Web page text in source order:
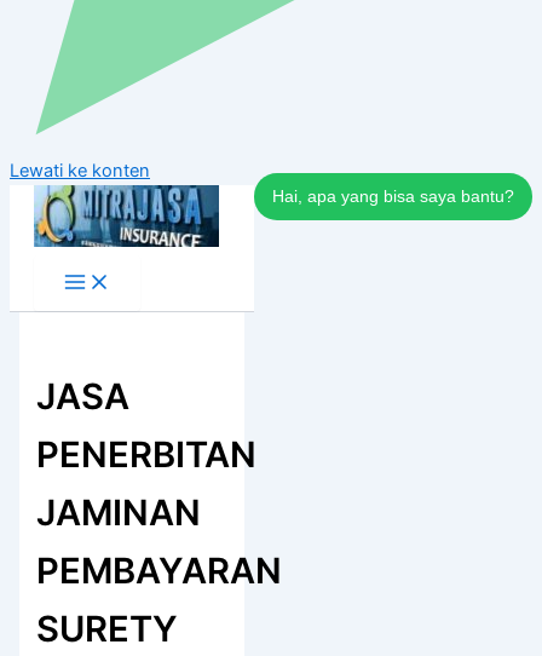
Hai, apa yang bisa saya bantu?
Lewati ke konten
JASA
PENERBITAN
JAMINAN
PEMBAYARAN
SURETY